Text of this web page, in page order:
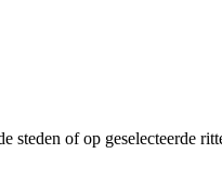
steden of op geselecteerde